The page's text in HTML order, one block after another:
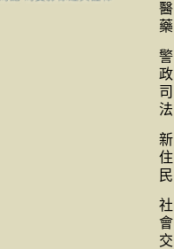
醫
藥
警
政
司
法
新
住
民
社
會
交